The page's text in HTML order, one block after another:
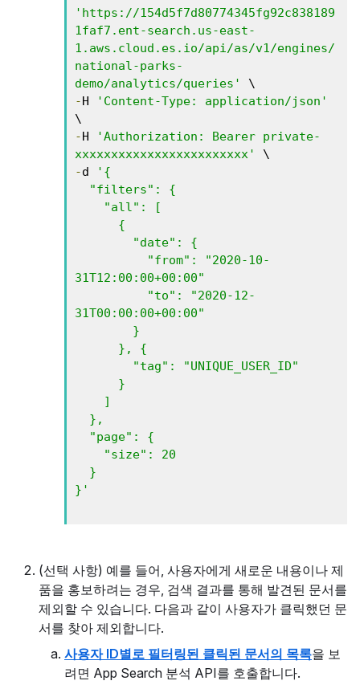
'https://154d5f7d80774345fg92c838189
1faf7.ent-search.us-east-
1.aws.cloud.es.io/api/as/v1/engines/
national-parks-
demo/analytics/queries'
-H
'Content-Type: application/json'
-H
'Authorization: Bearer private-
xxxxxxxxxxxxxxxxxxxxxxxx'
-d
'{
31T12:00:00+00:00"
31T00:00:00+00:00"
}'
(선택 사항) 예를 들어, 사용자에게 새로운 내용이나 제
품을 홍보하려는 경우, 검색 결과를 통해 발견된 문서를
제외할 수 있습니다. 다음과 같이 사용자가 클릭했던 문
서를 찾아 제외합니다.
사용자 ID별로 필터링된 클릭된 문서의 목록을 보
려면 App Search 분석 API를 호출합니다.